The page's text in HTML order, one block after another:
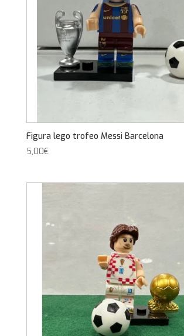
Figura lego trofeo Messi Barcelona
5,00€